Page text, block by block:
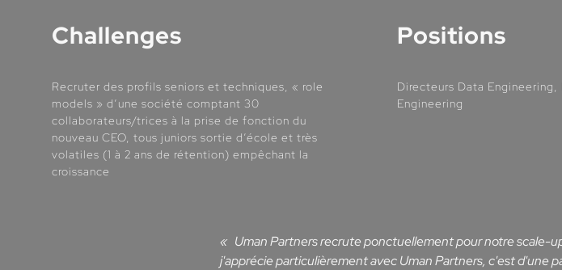
Challenges
Recruter des profils seniors et techniques, « role
models » d’une société comptant 30
collaborateurs/trices à la prise de fonction du
nouveau CEO, tous juniors sortie d’école et très
volatiles (1 à 2 ans de rétention) empêchant la
croissance
Positions
Directeurs Data
Engineering
Uman Partners recrute ponctuellement pour notre scale-
j'apprécie particulièrement avec Uman Partners, c'est d'une